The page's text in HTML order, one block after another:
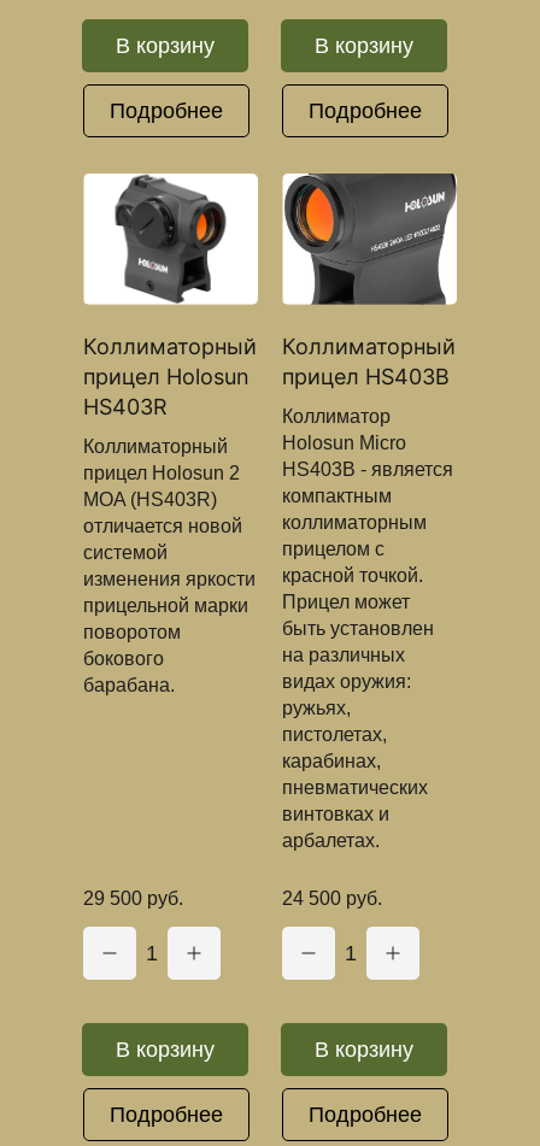
В корзину
Подробнее
В корзину
Подробнее
Коллиматорный
прицел Holosun
HS403R
Коллиматорный
прицел Holosun 2
MOA (HS403R)
отличается новой
системой
изменения яркости
прицельной марки
поворотом
бокового
барабана.
29 500 руб.
1
В корзину
Подробнее
Коллиматорный
прицел HS403B
Коллиматор
Holosun Micro
HS403B - является
компактным
коллиматорным
прицелом с
красной точкой.
Прицел может
быть установлен
на различных
видах оружия:
ружьях,
пистолетах,
карабинах,
пневматических
винтовках и
арбалетах.
24 500 руб.
1
В корзину
Подробнее